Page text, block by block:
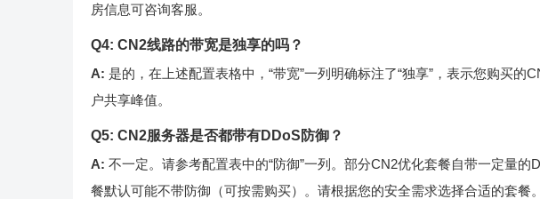
房信息可咨询客服。
Q4: CN2线路的带宽是独享的吗？
A: 是的，在上述配置表格中，“带宽”一列明确标注了“独享”，表示您购买
户共享峰值。
Q5: CN2服务器是否都带有DDoS防御？
A: 不一定。请参考配置表中的“防御”一列。部分CN2优化套餐自带一定量
餐默认可能不带防御（可按需购买）。请根据您的安全需求选择合适的套餐。